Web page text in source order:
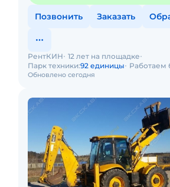
Позвонить Заказать
Обновлено сегодня
РентКИН 12 лет на площадке
Парк техники:92 единицы Работаем